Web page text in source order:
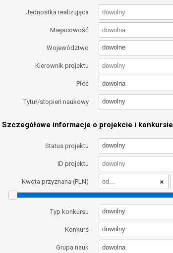
Jednostka realizująca
Miejscowość
Województwo dowolne
Kierownik projektu
Płeć dowolna
Tytuł/stopień naukowy dowolny
Szczegółowe informacje o projekcie i konkursie
Status projektu dowolny
ID projektu
Kwota przyznana (PLN)
Typ konkursu dowolny
Konkurs dowolny
Grupa nauk dowolna